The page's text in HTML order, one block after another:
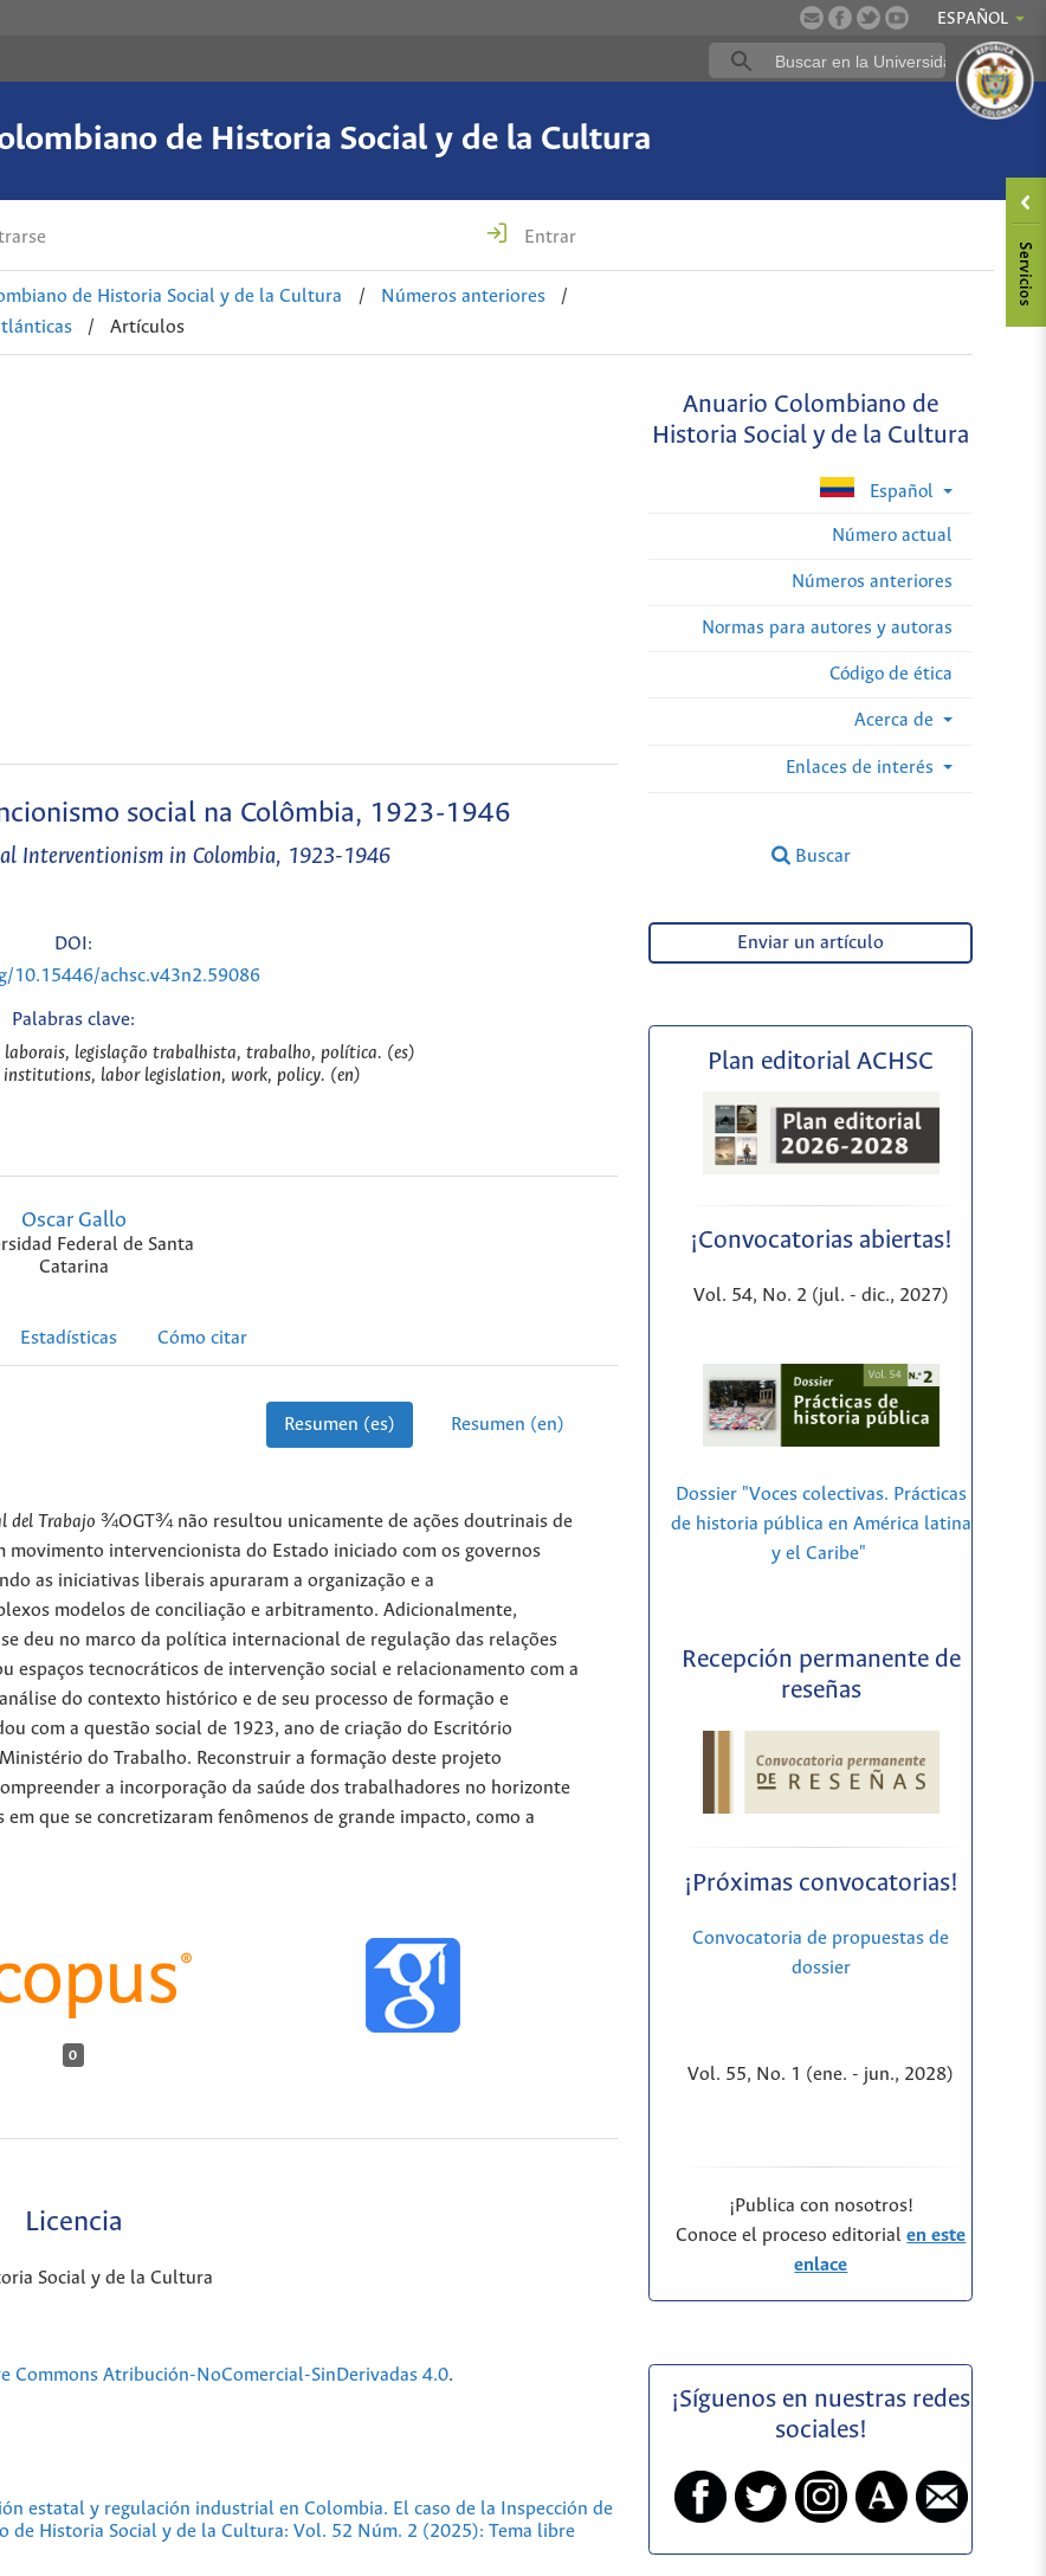
ESPAÑOL
de Historia Social y de la Cultura
Entrar
de Historia Social y de la Cultura / Números anteriores
/
/ Artículos
Anuario Colombiano de
Historia Social y de la Cultura
Español
Número actual
Números anteriores
Normas para autores y autoras
Código de ética
Acerca de
Enlaces de interés
Buscar
social na Colômbia, 1923-1946
Interventionism in Colombia, 1923-1946
DOI:
10.15446/achsc.v43n2.59086
Palabras clave:
laborais, legislação trabalhista, trabalho, política. (es)
labor legislation, work, policy. (en)
Oscar Gallo
Federal de Santa
Catarina
Estadísticas Cómo citar
Resumen (es) Resumen (en)
del Trabajo ¾OGT¾ não resultou unicamente de ações doutrinais de
intervencionista do Estado iniciado com os governos
as iniciativas liberais apuraram a organização e a
modelos de conciliação e arbitramento. Adicionalmente,
deu no marco da política internacional de regulação das relações
espaços tecnocráticos de intervenção social e relacionamento com a
do contexto histórico e de seu processo de formação e
com a questão social de 1923, ano de criação do Escritório
do Trabalho. Reconstruir a formação deste projeto
a incorporação da saúde dos trabalhadores no horizonte
que se concretizaram fenômenos de grande impacto, como a
0
Licencia
Social y de la Cultura
Commons Atribución-NoComercial-SinDerivadas 4.0.
estatal y regulación industrial en Colombia. El caso de la Inspección de
de Historia Social y de la Cultura: Vol. 52 Núm. 2 (2025): Tema libre
Enviar un artículo
Plan editorial ACHSC
¡Convocatorias abiertas!
Vol. 54, No. 2 (jul. - dic., 2027)
Dossier "Voces colectivas. Prácticas
de historia pública en América latina
y el Caribe"
Recepción permanente de
reseñas
¡Próximas convocatorias!
Convocatoria de propuestas de
dossier
Vol. 55, No. 1 (ene. - jun., 2028)
¡Publica con nosotros!
Conoce el proceso editorialen este
enlace
¡Síguenos en nuestras redes
sociales!